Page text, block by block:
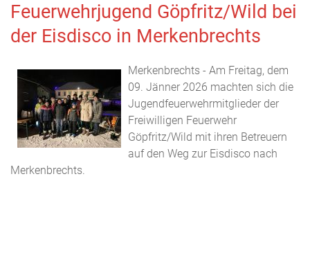
Feuerwehrjugend Göpfritz/Wild bei
der Eisdisco in Merkenbrechts
Merkenbrechts - Am Freitag, dem
09. Jänner 2026 machten sich die
Jugendfeuerwehrmitglieder der
Freiwilligen Feuerwehr
Göpfritz/Wild mit ihren Betreuern
auf den Weg zur Eisdisco nach
Merkenbrechts.